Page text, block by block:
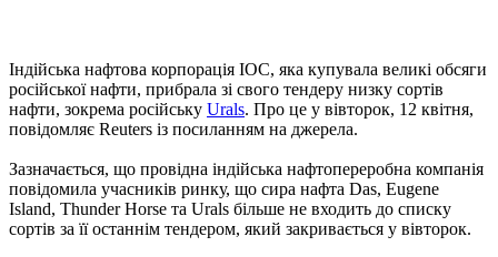
Індійська нафтова корпорація IOC, яка купувала великі обсяги
російської нафти, прибрала зі свого тендеру низку сортів
нафти, зокрема російську Urals. Про це у вівторок, 12 квітня,
повідомляє Reuters із посиланням на джерела.
Зазначається, що провідна індійська нафтопереробна компанія
повідомила учасників ринку, що сира нафта Das, Eugene
Island, Thunder Horse та Urals більше не входить до списку
сортів за її останнім тендером, який закривається у вівторок.